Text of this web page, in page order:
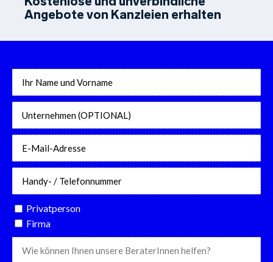
Kostenlose und unverbindliche
Angebote von Kanzleien erhalten